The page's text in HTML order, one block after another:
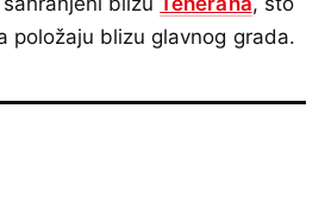
položaju blizu glavnog grada.